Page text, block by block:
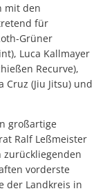
mit den
für
Grüner
Luca Kallmayer
Recurve),
Cruz (Jiu Jitsu) und
großartige
Ralf Leßmeister
vorderste
der Landkreis in